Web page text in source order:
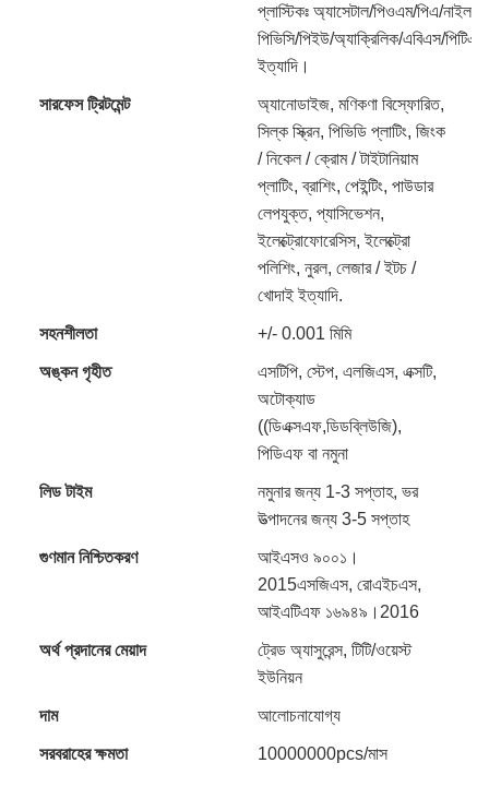
প্লাস্টিকঃ অ্যাসেটাল/পিওএম/পিএ/
পিভিসি/পিইউ/অ্যাক্রিলিক/এবিএস/
ইত্যাদি।
সারফেস ট্রিটমেন্ট
অ্যানোডাইজ, মণিকণা বিস্ফোরিত,
সিল্ক স্ক্রিন, পিভিডি প্লাটিং, জিংক
/ নিকেল / ক্রোম / টাইটানিয়াম
প্লাটিং, ব্রাশিং, পেইন্টিং, পাউডার
লেপযুক্ত, প্যাসিভেশন,
ইলেক্ট্রোফোরেসিস, ইলেক্ট্রো
পলিশিং, নুরল, লেজার / ইটচ /
খোদাই ইত্যাদি.
সহনশীলতা
+/- 0.001 মিমি
অঙ্কন গৃহীত
এসটিপি, স্টেপ, এলজিএস, এক্সটি,
অটোক্যাড
((ডিএক্সএফ,ডিডব্লিউজি),
পিডিএফ বা নমুনা
লিড টাইম
নমুনার জন্য 1-3 সপ্তাহ, ভর
উত্পাদনের জন্য 3-5 সপ্তাহ
গুণমান নিশ্চিতকরণ
আইএসও ৯০০১।
2015এসজিএস, রোএইচএস,
আইএটিএফ ১৬৯৪৯।2016
অর্থ প্রদানের মেয়াদ
ট্রেড অ্যাসুরেন্স, টিটি/ওয়েস্ট
ইউনিয়ন
দাম
আলোচনাযোগ্য
সরবরাহের ক্ষমতা
10000000pcs/মাস